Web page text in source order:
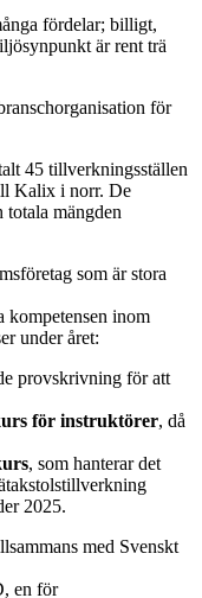
fördelar; billigt,
är rent trä
för
45 tillverkningsställen
Kalix i norr. De
totala mängden
som är stora
kompetensen inom
under året:
provskrivning för att
för instruktörer, då
, som hanterar det
2025.
med Svenskt
en för